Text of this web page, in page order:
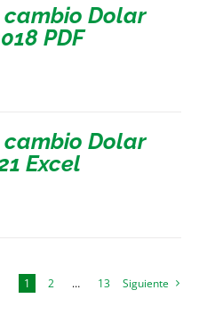
cambio Dolar
PDF
cambio Dolar
Excel
1 2 … 13 Siguiente